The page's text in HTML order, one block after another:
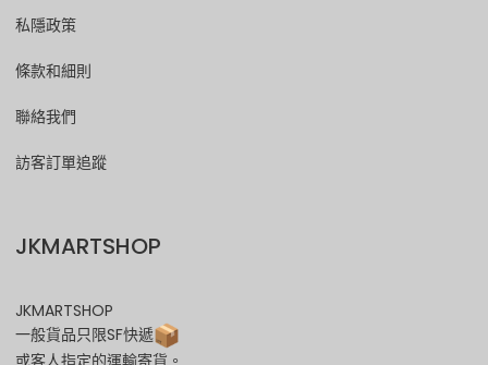
私隱政策
條款和細則
聯絡我們
訪客訂單追蹤
JKMARTSHOP
JKMARTSHOP
一般貨品只限SF快遞